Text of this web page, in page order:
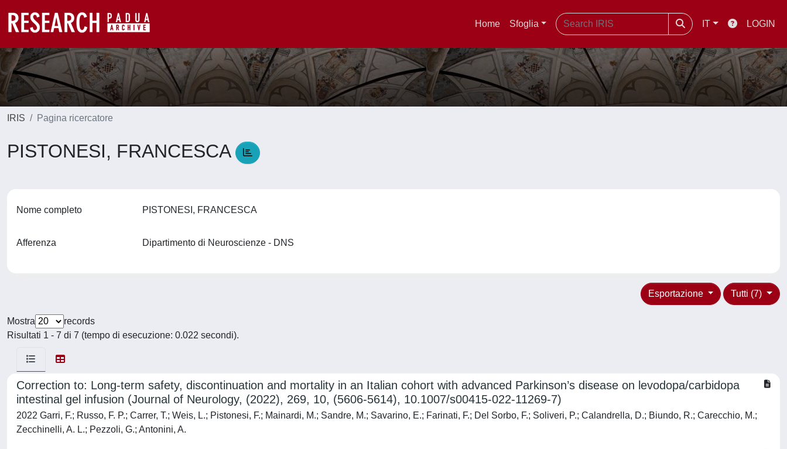
Home Sfoglia IT LOGIN
IRIS Pagina ricercatore
PISTONESI, FRANCESCA
Nome completo PISTONESI, FRANCESCA
Afferenza Dipartimento di Neuroscienze - DNS
Tutti (7)
Esportazione
Mostra
records
Risultati 1 - 7 di 7 (tempo di esecuzione: 0.022 secondi).
Correction to: Long-term safety, discontinuation and mortality in an Italian cohort with advanced Parkinson’s disease on levodopa/carbidopa
intestinal gel infusion (Journal of Neurology, (2022), 269, 10, (5606-5614), 10.1007/s00415-022-11269-7)
2022 Garri, F.; Russo, F. P.; Carrer, T.; Weis, L.; Pistonesi, F.; Mainardi, M.; Sandre, M.; Savarino, E.; Farinati, F.; Del Sorbo, F.; Soliveri, P.; Calandrella, D.; Biundo, R.; Carecchio, M.;
Zecchinelli, A. L.; Pezzoli, G.; Antonini, A.